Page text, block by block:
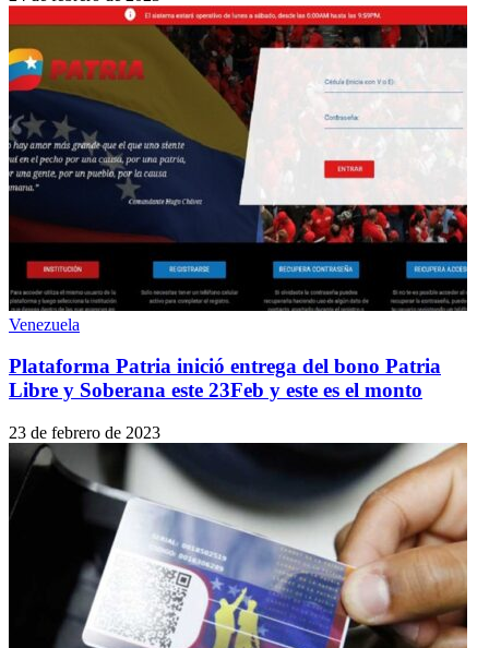
Venezuela
Plataforma Patria inició entrega del bono Patria
Libre y Soberana este 23Feb y este es el monto
23 de febrero de 2023